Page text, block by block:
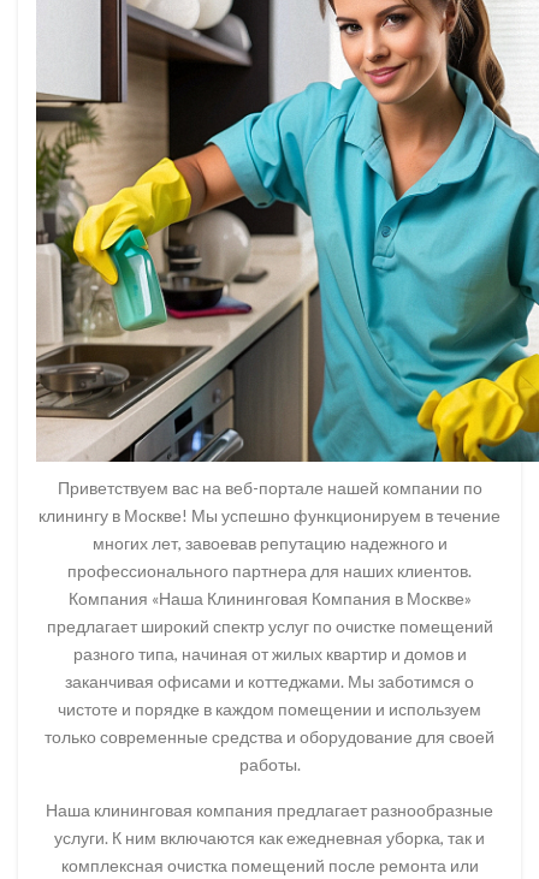
Приветствуем вас на веб-портале нашей компании по
клинингу в Москве! Мы успешно функционируем в течение
многих лет, завоевав репутацию надежного и
профессионального партнера для наших клиентов.
Компания «Наша Клининговая Компания в Москве»
предлагает широкий спектр услуг по очистке помещений
разного типа, начиная от жилых квартир и домов и
заканчивая офисами и коттеджами. Мы заботимся о
чистоте и порядке в каждом помещении и используем
только современные средства и оборудование для своей
работы.
Наша клининговая компания предлагает разнообразные
услуги. К ним включаются как ежедневная уборка, так и
комплексная очистка помещений после ремонта или